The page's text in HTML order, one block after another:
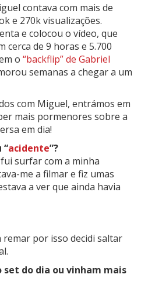
contava com mais de
e 270k visualizações.
e colocou o vídeo, que
cerca de 9 horas e 5.700
o “backflip” de Gabriel
semanas a chegar a um
com Miguel, entrámos em
mais pormenores sobre a
em dia!
“acidente”?
surfar com a minha
me a filmar e fiz umas
a ver que ainda havia
remar por isso decidi saltar
set do dia ou vinham mais